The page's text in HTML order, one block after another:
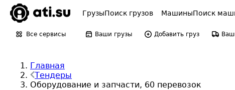
ГрузыПоиск грузов МашиныПоиск
Все сервисы Ваши грузы Добавить груз
Главная
Тендеры
Оборудование и запчасти, 60 перевозок